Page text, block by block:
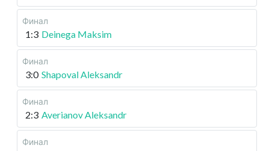
Финал
1:3 Deinega Maksim
Финал
3:0 Shapoval Aleksandr
Финал
2:3 Averianov Aleksandr
Финал